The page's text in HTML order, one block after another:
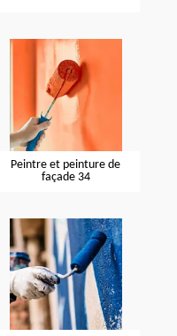
Peintre et peinture de
façade 34